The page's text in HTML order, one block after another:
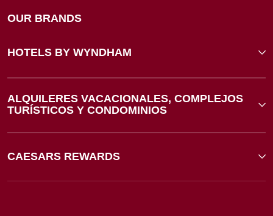
OUR BRANDS
HOTELS BY WYNDHAM
ALQUILERES VACACIONALES, COMPLEJOS
TURÍSTICOS Y CONDOMINIOS
CAESARS REWARDS